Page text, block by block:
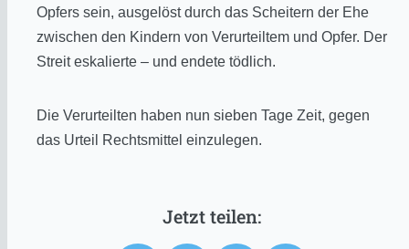
Opfers sein, ausgelöst durch das Scheitern der Ehe
zwischen den Kindern von Verurteiltem und Opfer. Der
Streit eskalierte – und endete tödlich.
Die Verurteilten haben nun sieben Tage Zeit, gegen
das Urteil Rechtsmittel einzulegen.